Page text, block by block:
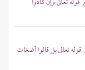
قوله تعالى بل قالوا أضغاث